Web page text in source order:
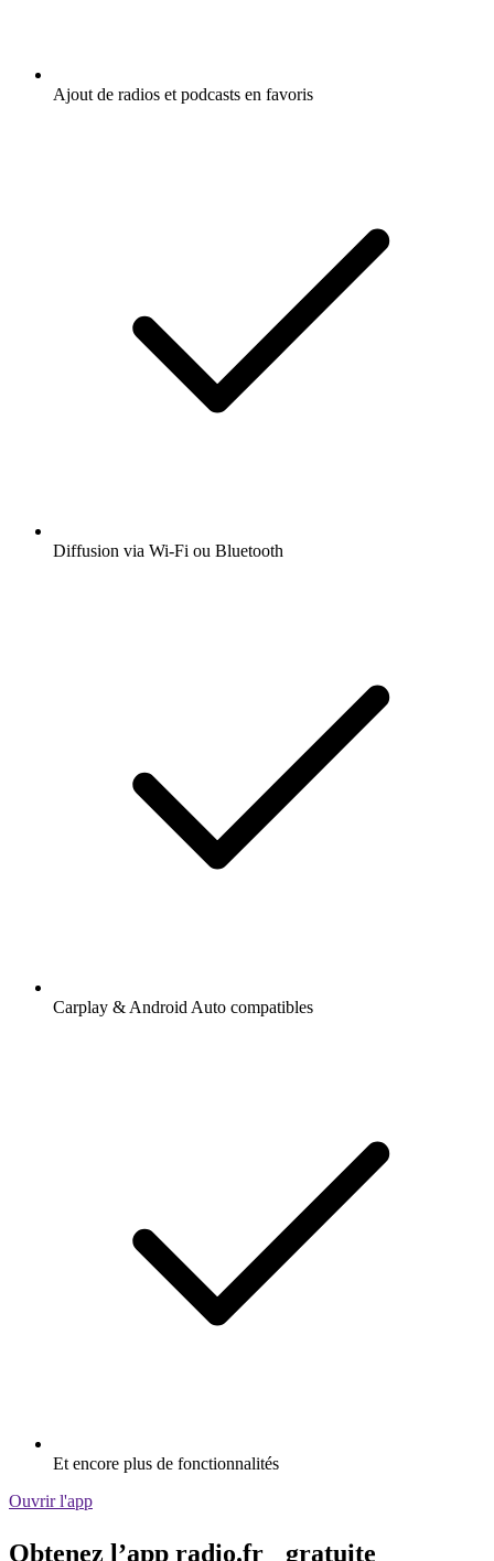
Ajout de radios et podcasts en favoris
Diffusion via Wi-Fi ou Bluetooth
Carplay & Android Auto compatibles
Et encore plus de fonctionnalités
Ouvrir l'app
Obtenez l’app radio.fr gratuite